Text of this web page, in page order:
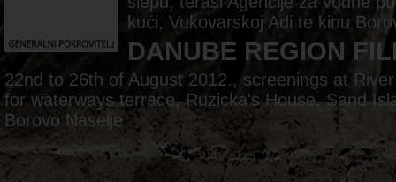
kući, Vukovarskoj Adi te kinu
DANUBE REGION
22nd to 26th of August 2012., screenings at
for waterways terrace, Ruzicka's House, Sand
Borovo Naselje